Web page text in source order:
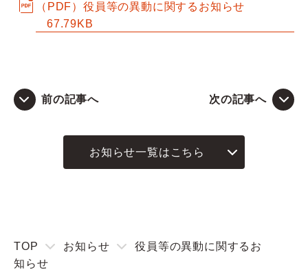
お問い合わせ
（PDF）役員等の異動に関するお知らせ
67.79KB
前の記事へ 次の記事へ
お知らせ一覧はこちら
TOP お知らせ
役員等の異動に関するお
知らせ